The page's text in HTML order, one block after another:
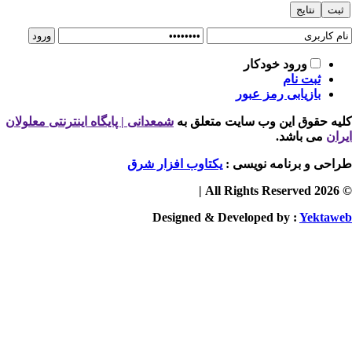
ورود خودکار
ثبت نام
بازیابی رمز عبور
حقوق این وب سایت متعلق بهشمعدانی | پایگاه اینترنتی معلولان
می باشد.
و برنامه نویسی : یکتاوب افزار شرق
©
Designed & Developed by :